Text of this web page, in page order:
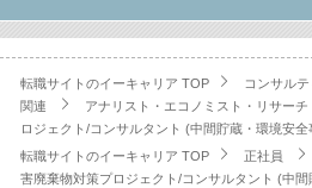
転職サイトのイーキャリア TOP コンサル
関連
アナリスト・エコノミスト・リサーチ
ロジェクト/コンサルタント (中間貯蔵・環境安
転職サイトのイーキャリア TOP
正社員
害廃棄物対策プロジェクト/コンサルタント (中